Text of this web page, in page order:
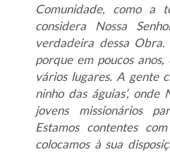
Comunidade, como a
considera Nossa
verdadeira dessa
porque em poucos
vários lugares. A gente
ninho das águias’, onde
jovens missionários
Estamos contentes
colocamos à sua